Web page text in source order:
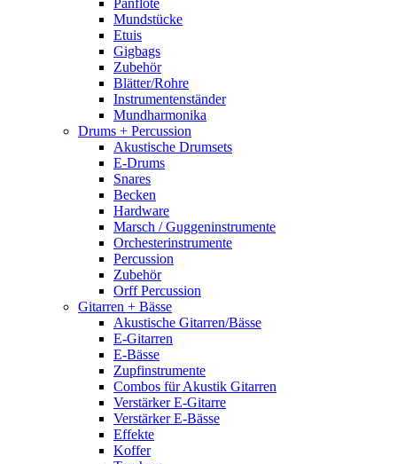
Panflöte
Mundstücke
Etuis
Gigbags
Zubehör
Blätter/Rohre
Instrumentenständer
Mundharmonika
Drums + Percussion
Akustische Drumsets
E-Drums
Snares
Becken
Hardware
Marsch / Guggeninstrumente
Orchesterinstrumente
Percussion
Zubehör
Orff Percussion
Gitarren + Bässe
Akustische Gitarren/Bässe
E-Gitarren
E-Bässe
Zupfinstrumente
Combos für Akustik Gitarren
Verstärker E-Gitarre
Verstärker E-Bässe
Effekte
Koffer